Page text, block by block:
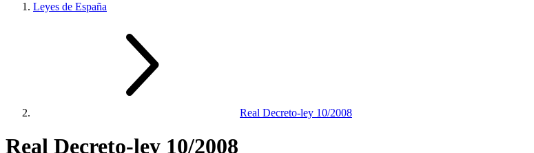
Leyes de España
Real Decreto-ley 10/2008
Real Decreto-ley 10/2008